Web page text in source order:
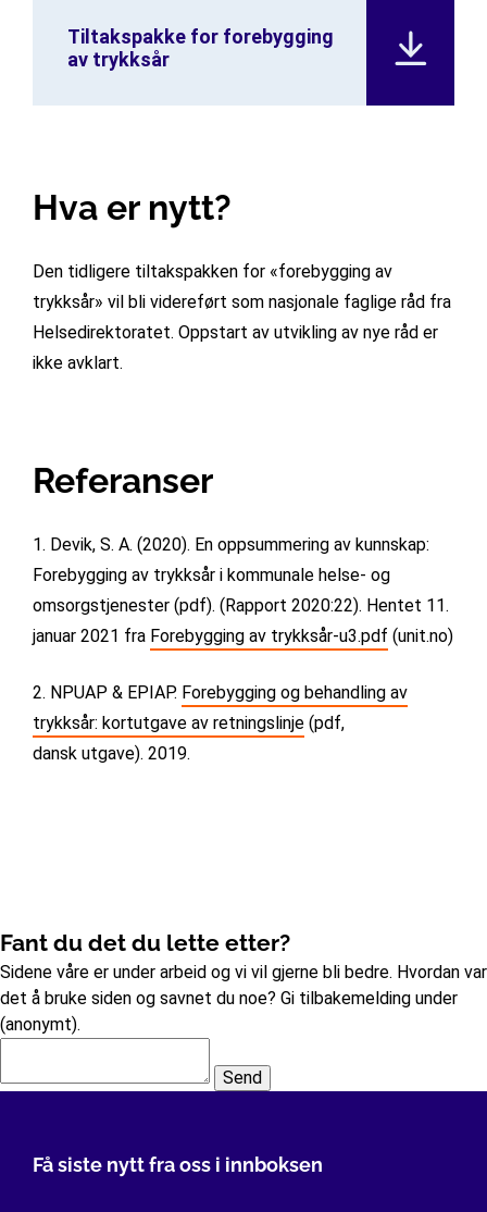
Tiltakspakke for forebygging
av trykksår
Hva er nytt?
Den tidligere tiltakspakken for «forebygging av
trykksår» vil bli videreført som nasjonale faglige råd fra
Helsedirektoratet. Oppstart av utvikling av nye råd er
ikke avklart.
Referanser
1. Devik, S. A. (2020). En oppsummering av kunnskap:
Forebygging av trykksår i kommunale helse- og
omsorgstjenester (pdf). (Rapport 2020:22). Hentet 11.
januar 2021 fra Forebygging av trykksår-u3.pdf (unit.no)
2. NPUAP & EPIAP. Forebygging og behandling av
trykksår: kortutgave av retningslinje (pdf,
dansk utgave). 2019.
Fant du det du lette etter?
Sidene våre er under arbeid og vi vil gjerne bli bedre. Hvordan var
det å bruke siden og savnet du noe? Gi tilbakemelding under
(anonymt).
Send
Få siste nytt fra oss i innboksen